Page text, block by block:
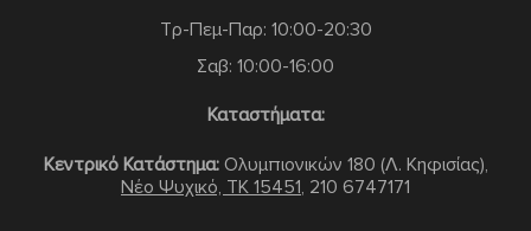
Τρ-Πεμ-Παρ: 10:00-20:30
Σαβ: 10:00-16:00
Καταστήματα:
Κεντρικό Κατάστημα:Ολυμπιονικών 180 (Λ. Κηφισίας),
Νέο Ψυχικό, TK 15451, 210 6747171